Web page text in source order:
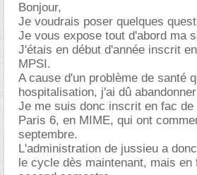
Bonjour,
Je voudrais poser quelques
Je vous expose tout d'abord ma
J'étais en début d'année inscrit
MPSI.
A cause d'un problème de santé
hospitalisation, j'ai dû
Je me suis donc inscrit en fac
Paris 6, en MIME, qui ont
septembre.
L'administration de jussieu a
le cycle dès maintenant, mais en